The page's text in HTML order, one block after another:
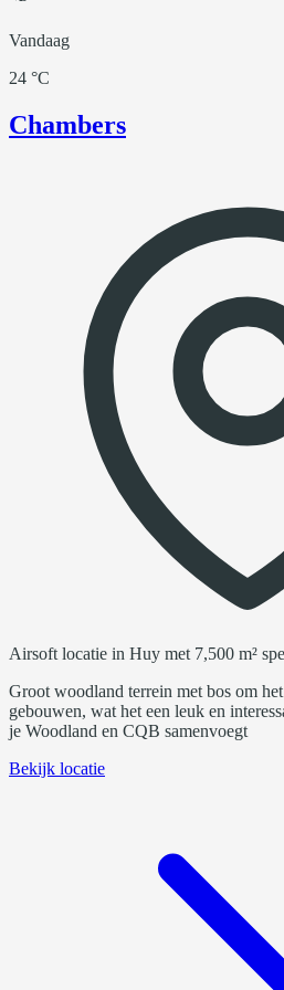
Vandaag
24 °C
Chambers
Airsoft locatie in Huy met 7,500 m²
Groot woodland terrein met bos om
gebouwen, wat het een leuk en
je Woodland en CQB samenvoegt
Bekijk locatie